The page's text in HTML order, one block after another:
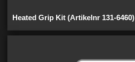
Heated Grip Kit (Artikelnr 131-6460)